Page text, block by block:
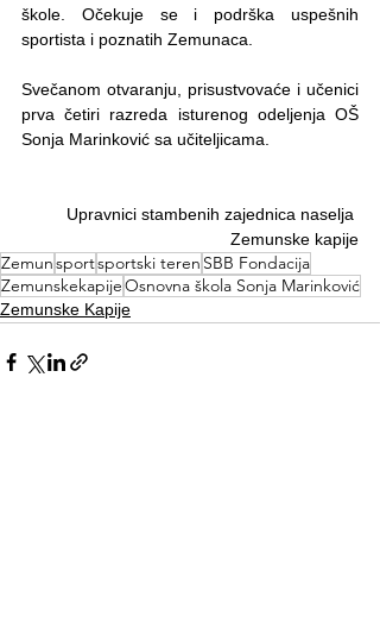
škole. Očekuje se i podrška uspešnih
sportista i poznatih Zemunaca.
Svečanom otvaranju, prisustvovaće i učenici
prva četiri razreda isturenog odeljenja OŠ
Sonja Marinković sa učiteljicama.
Upravnici stambenih zajednica naselja
Zemunske kapije
Zemunsportsportski teren SBB Fondacija
ZemunskekapijeOsnovna škola Sonja Marinković
Zemunske Kapije